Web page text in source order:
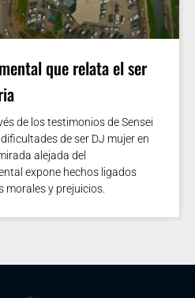
que relata el ser
de los testimonios de Sensei
de ser DJ mujer en
alejada del
expone hechos ligados
morales y prejuicios.